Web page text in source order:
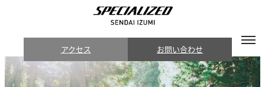
アクセス お問い合わせ